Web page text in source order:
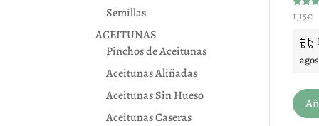
Semillas
ACEITUNAS
Pinchos de Aceitunas
Aceitunas Aliñadas
Aceitunas Sin Hueso
Aceitunas Caseras
Valorado
con
de 5
1,15€